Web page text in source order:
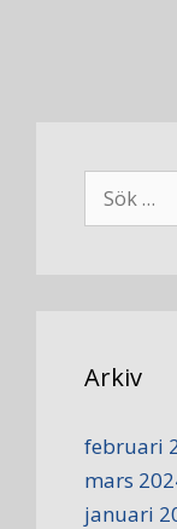
Arkiv
februari
mars
januari